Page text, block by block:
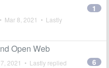
• Mar 8, 2021 • Lastly
1
Open Web
2021 • Lastly replied
6